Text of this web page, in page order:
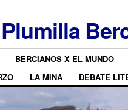
Plumilla
BERCIANOS X EL MUNDO
LA MINA DEBATE